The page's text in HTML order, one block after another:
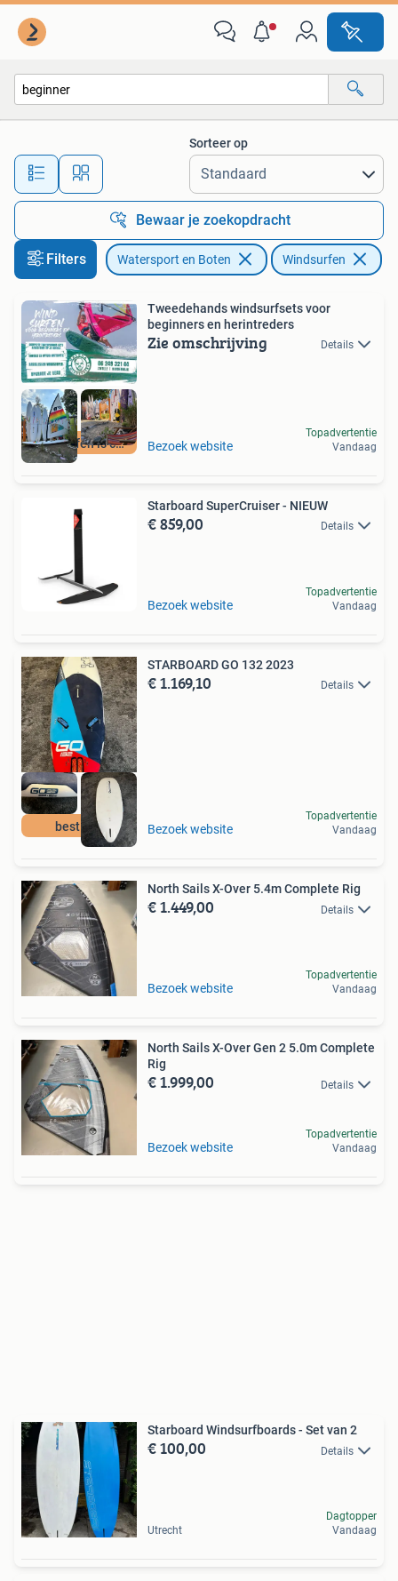
Alle afstanden…
Sorteer op
Bewaar je zoekopdracht
Filters Watersport en Boten Windsurfen
Windsurfen is cool
Tweedehands windsurfsets voor
beginners en herintreders
Zie omschrijving Details
Bezoek website
Topadvertentie
Vandaag
Starboard SuperCruiser - NIEUW
€ 859,00 Details
Bezoek website
Topadvertentie
Vandaag
best buy
STARBOARD GO 132 2023
€ 1.169,10 Details
Bezoek website
Topadvertentie
Vandaag
North Sails X-Over 5.4m Complete Rig
€ 1.449,00 Details
Bezoek website
Topadvertentie
Vandaag
North Sails X-Over Gen 2 5.0m Complete
Rig
€ 1.999,00 Details
Bezoek website
Topadvertentie
Vandaag
Starboard Windsurfboards - Set van 2
€ 100,00 Details
Utrecht
Dagtopper
Vandaag